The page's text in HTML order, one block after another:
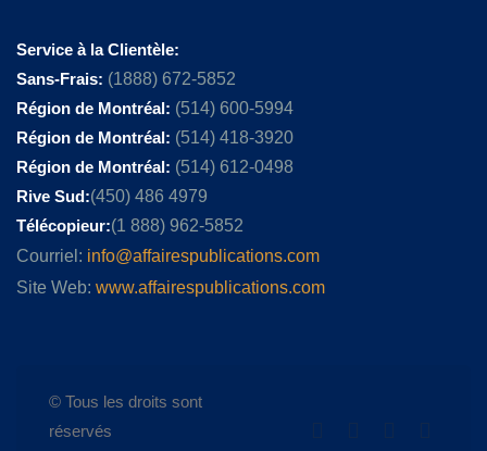
Service à la Clientèle:
Sans-Frais: (1888) 672-5852
Région de Montréal: (514) 600-5994
Région de Montréal: (514) 418-3920
Région de Montréal: (514) 612-0498
Rive Sud:(450) 486 4979
Télécopieur:(1 888) 962-5852
Courriel: info@affairespublications.com
Site Web: www.affairespublications.com
© Tous les droits sont
réservés